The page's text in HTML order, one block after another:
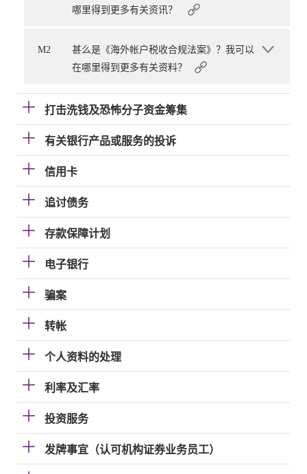
哪里得到更多有关资讯？
M2
甚么是《海外帐户税收合规法案》？我可以
在哪里得到更多有关资料？
打击洗钱及恐怖分子资金筹集
有关银行产品或服务的投诉
信用卡
追讨债务
存款保障计划
电子银行
骗案
转帐
个人资料的处理
利率及汇率
投资服务
发牌事宜（认可机构证券业务员工）